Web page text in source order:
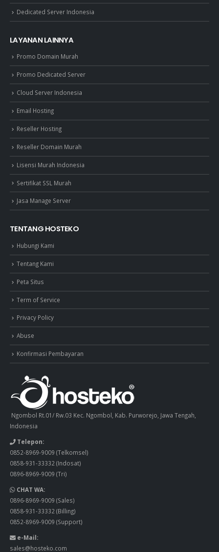
Dedicated Server Indonesia
LAYANAN LAINNYA
Promo Domain Murah
Promo Dedicated Server
Cloud Server Indonesia
Email Hosting
Reseller Hosting
Reseller Domain Murah
Lisensi Murah Indonesia
Sertifikat SSL Murah
Jasa Manage Server
TENTANG HOSTEKO
Hubungi Kami
Tentang Kami
Peta Situs
Term of Service
Privacy Policy
Abuse
Konfirmasi Pembayaran
Ngombol Rt.01/ Rw.03 Kec. Ngombol, Kab. Purworejo, Jawa Tengah,
Indonesia
Telepon:
0852-8969-9009 (Telkomsel)
0858-931-33332 (Indosat)
0896-8969-9009 (Tri)
CHAT WA:
0896-8969-9009 (Sales)
0858-931-33332 (Billing)
0852-8969-9009 (Support)
e-Mail:
sales@hosteko.com